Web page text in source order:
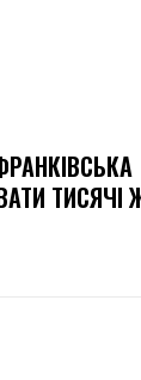
ТИСЯЧІ